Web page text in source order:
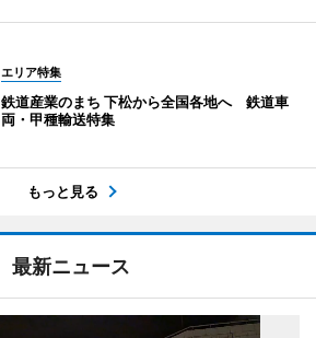
エリア特集
鉄道産業のまち 下松から全国各地へ 鉄道車
両・甲種輸送特集
もっと見る
最新ニュース